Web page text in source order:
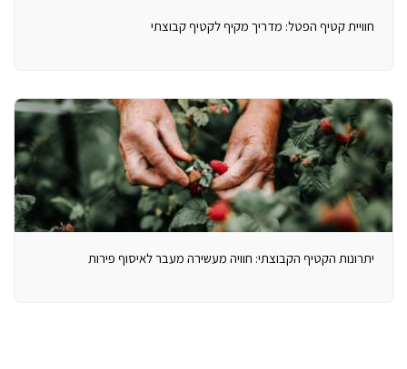
חוויית קטיף הפטל: מדריך מקיף לקטיף קבוצתי
יתרונות הקטיף הקבוצתי: חוויה מעשירה מעבר לאיסוף פירות